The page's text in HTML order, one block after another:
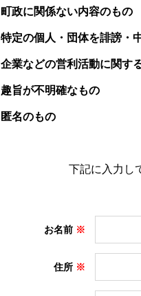
町政に関係ない内容のもの
特定の個人・団体を誹謗・
企業などの営利活動に関す
趣旨が不明確なもの
匿名のもの
下記に入力し
お名前
住所